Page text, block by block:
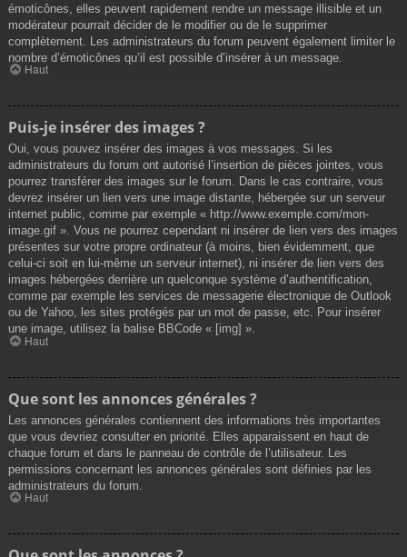
émoticônes, elles peuvent rapidement rendre un message illisible et un
modérateur pourrait décider de le modifier ou de le supprimer
complètement. Les administrateurs du forum peuvent également limiter le
nombre d’émoticônes qu’il est possible d’insérer à un message.
Haut
Puis-je insérer des images ?
Oui, vous pouvez insérer des images à vos messages. Si les
administrateurs du forum ont autorisé l’insertion de pièces jointes, vous
pourrez transférer des images sur le forum. Dans le cas contraire, vous
devrez insérer un lien vers une image distante, hébergée sur un serveur
internet public, comme par exemple « http://www.exemple.com/mon-
image.gif ». Vous ne pourrez cependant ni insérer de lien vers des images
présentes sur votre propre ordinateur (à moins, bien évidemment, que
celui-ci soit en lui-même un serveur internet), ni insérer de lien vers des
images hébergées derrière un quelconque système d’authentification,
comme par exemple les services de messagerie électronique de Outlook
ou de Yahoo, les sites protégés par un mot de passe, etc. Pour insérer
une image, utilisez la balise BBCode « [img] ».
Haut
Que sont les annonces générales ?
Les annonces générales contiennent des informations très importantes
que vous devriez consulter en priorité. Elles apparaissent en haut de
chaque forum et dans le panneau de contrôle de l’utilisateur. Les
permissions concernant les annonces générales sont définies par les
administrateurs du forum.
Haut